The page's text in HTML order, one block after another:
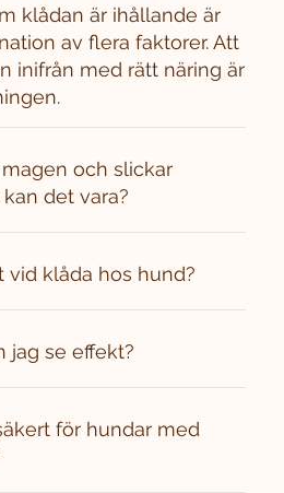
klådan är ihållande är
av flera faktorer. Att
inifrån med rätt näring är
och slickar
det vara?
vid klåda hos hund?
jag se effekt?
för hundar med